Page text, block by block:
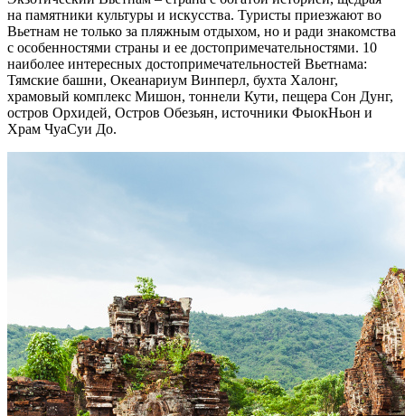
на памятники культуры и искусства. Туристы приезжают во
Вьетнам не только за пляжным отдыхом, но и ради знакомства
с особенностями страны и ее достопримечательностями. 10
наиболее интересных достопримечательностей Вьетнама:
Тямские башни, Океанариум Винперл, бухта Халонг,
храмовый комплекс Мишон, тоннели Кути, пещера Сон Дунг,
остров Орхидей, Остров Обезьян, источники ФыокНьон и
Храм ЧуаСуи До.